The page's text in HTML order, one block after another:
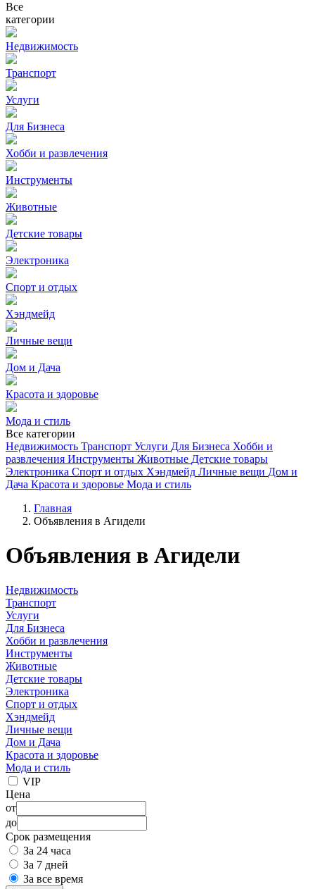
Все
категории
Недвижимость
Транспорт
Услуги
Для Бизнеса
Хобби и развлечения
Инструменты
Животные
Детские товары
Электроника
Спорт и отдых
Хэндмейд
Личные вещи
Дом и Дача
Красота и здоровье
Мода и стиль
Все категории
Недвижимость Транспорт Услуги Для Бизнеса Хобби и
развлечения Инструменты Животные Детские товары
Электроника Спорт и отдых Хэндмейд Личные вещи Дом и
Дача Красота и здоровье Мода и стиль
Главная
Объявления в Агидели
Объявления в Агидели
Недвижимость
Транспорт
Услуги
Для Бизнеса
Хобби и развлечения
Инструменты
Животные
Детские товары
Электроника
Спорт и отдых
Хэндмейд
Личные вещи
Дом и Дача
Красота и здоровье
Мода и стиль
VIP
Цена
от
до
Срок размещения
За 24 часа
За 7 дней
За все время